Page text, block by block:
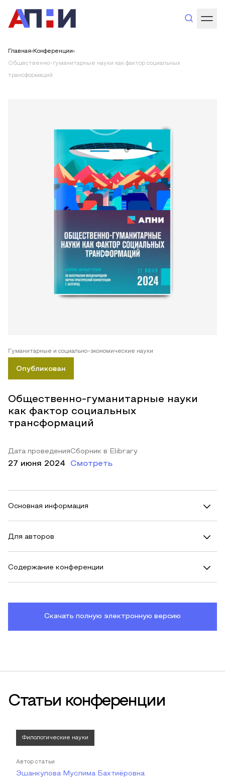
Главная Конференции
Общественно-гуманитарные науки как фактор социальных
трансформаций
Гуманитарные и социально-экономические науки
Опубликован
Общественно-гуманитарные науки
как фактор социальных
трансформаций
Дата проведения
27 июня 2024
Сборник в Elibrary
Смотреть
Основная информация
Для авторов
Содержание конференции
Скачать полную электронную версию
Статьи конференции
Филологические науки
Автор статьи
Эшанкулова Муслима Бахтиёровна